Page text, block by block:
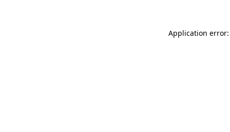
Application